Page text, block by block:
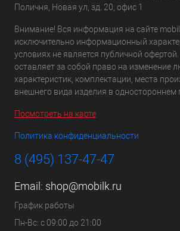
Поличня, Новая ул, зд. 20, офис 1
Внимание! Вся информация на сайте
исключительно информационный
условиях не является публичной
оставляет за собой право на изменение
характеристик, комплектации, места
внешнего вида изделия в одностороннем
Посмотреть на карте
Политика конфиденциальности
8 (495) 137-47-47
Email: shop@mobilk.ru
График работы
Пн-Вс: с 09:00 до 21:00